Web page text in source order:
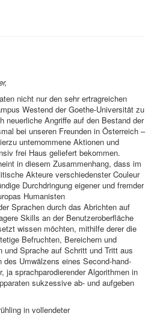
nicht nur den sehr ertragreichen
Westend der Goethe-Universität zu
neuerliche Angriffe auf den Bestand der
bei unseren Freunden in Österreich –
unternommene Aktionen und
frei Haus geliefert bekommen.
in diesem Zusammenhang, dass im
Akteure verschiedenster Couleur
Durchdringung eigener und fremder
Humanisten
Sprachen durch das Abrichten auf
Skills an der Benutzeroberfläche
wissen möchten, mithilfe derer die
Befruchten, Bereichern und
und Sprache auf Schritt und Tritt aus
Umwälzens eines Second-hand-
ja sprachparodierender Algorithmen in
sukzessive ab- und aufgeben
in vollendeter